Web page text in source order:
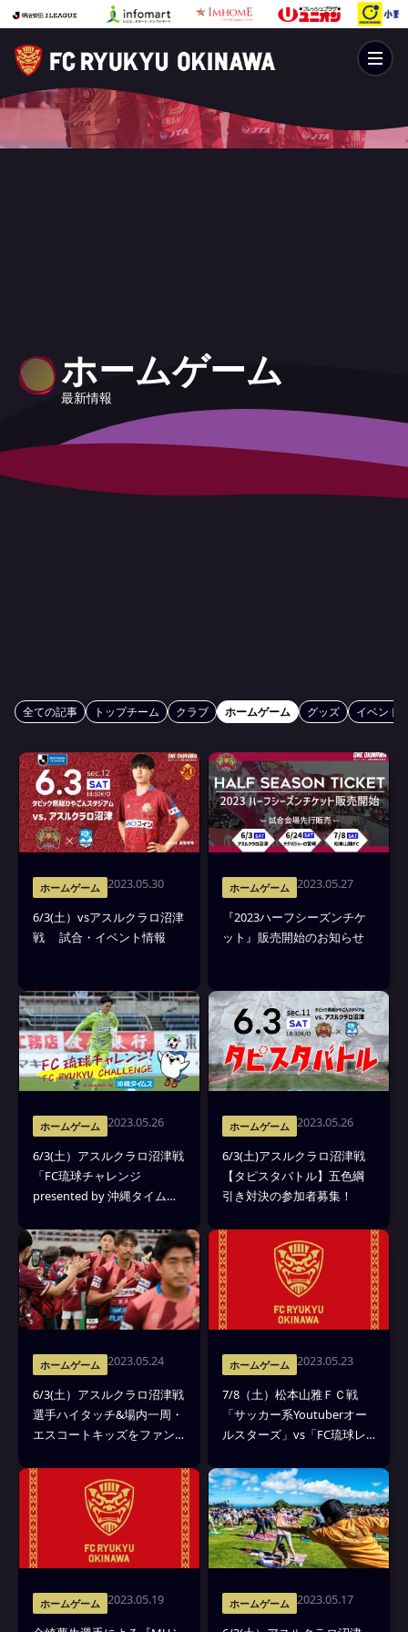
ホームゲーム
最新情報
全ての記事 トップチーム クラブ ホームゲーム グッズ イベント
ホームゲーム 2023.05.30
6/3(土）vsアスルクラロ沼津
戦 試合・イベント情報
ホームゲーム 2023.05.27
『2023ハーフシーズンチケ
ット』販売開始のお知らせ
ホームゲーム 2023.05.26
6/3(土）アスルクラロ沼津戦
「FC琉球チャレンジ
presented by 沖縄タイム
ホームゲーム 2023.05.26
6/3(土)アスルクラロ沼津戦
【タピスタバトル】五色綱
引き対決の参加者募集！
ホームゲーム 2023.05.24
6/3(土）アスルクラロ沼津戦
選手ハイタッチ&場内一周・
エスコートキッズをファン
ホームゲーム 2023.05.23
7/8（土）松本山雅ＦＣ戦
「サッカー系Youtuberオー
ルスターズ」vs「FC琉球レ
ッチ開催決定！
ホームゲーム 2023.05.19 ホームゲーム 2023.05.17